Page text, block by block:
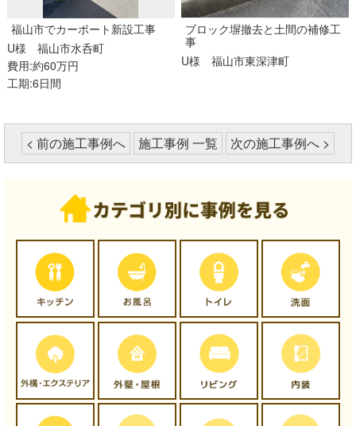
福山市でカーポート新設工事
U様福山市水呑町
費用:約60万円
工期:6日間
ブロック塀撤去と土間の補修工
事
U様福山市東深津町
< 前の施工事例へ 施工事例 一覧 次の施工事例へ >